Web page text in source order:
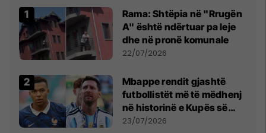
Rama: Shtëpia në "Rrugën
A" është ndërtuar pa leje
dhe në pronë komunale
22/07/2026
Mbappe rendit gjashtë
futbollistët më të mëdhenj
në historinë e Kupës së
Botës, Messi mbetet i dyti
23/07/2026